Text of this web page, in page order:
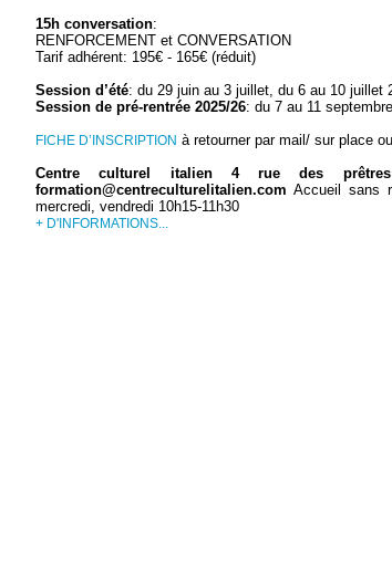
15h conversation:
RENFORCEMENT et CONVERSATION
Tarif adhérent: 195€ - 165€ (réduit)
Session d’été: du 29 juin au 3 juillet, du 6 au 10 juillet
Session de pré-rentrée 2025/26: du 7 au 11
FICHE D’INSCRIPTION à retourner par mail/ sur place
Centre culturel italien 4 rue des
formation@centreculturelitalien.com Accueil sans
mercredi, vendredi 10h15-11h30
+ D'INFORMATIONS...